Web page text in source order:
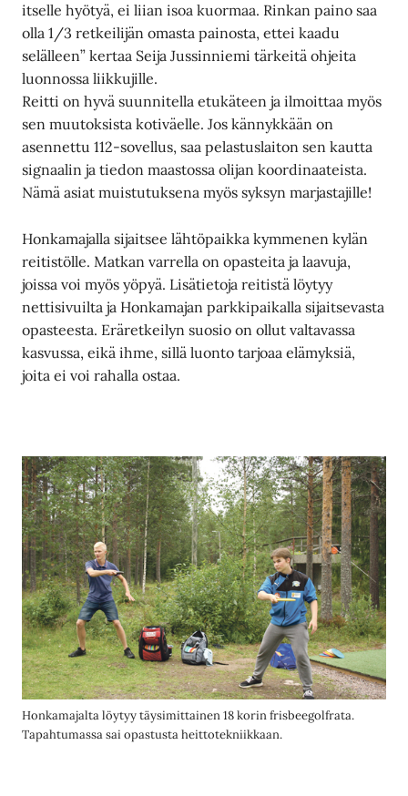
itselle hyötyä, ei liian isoa kuormaa. Rinkan paino saa
olla 1/3 retkeilijän omasta painosta, ettei kaadu
selälleen” kertaa Seija Jussinniemi tärkeitä ohjeita
luonnossa liikkujille.
Reitti on hyvä suunnitella etukäteen ja ilmoittaa myös
sen muutoksista kotiväelle. Jos kännykkään on
asennettu 112-sovellus, saa pelastuslaiton sen kautta
signaalin ja tiedon maastossa olijan koordinaateista.
Nämä asiat muistutuksena myös syksyn marjastajille!
Honkamajalla sijaitsee lähtöpaikka kymmenen kylän
reitistölle. Matkan varrella on opasteita ja laavuja,
joissa voi myös yöpyä. Lisätietoja reitistä löytyy
nettisivuilta ja Honkamajan parkkipaikalla sijaitsevasta
opasteesta. Eräretkeilyn suosio on ollut valtavassa
kasvussa, eikä ihme, sillä luonto tarjoaa elämyksiä,
joita ei voi rahalla ostaa.
Honkamajalta löytyy täysimittainen 18 korin frisbeegolfrata.
Tapahtumassa sai opastusta heittotekniikkaan.